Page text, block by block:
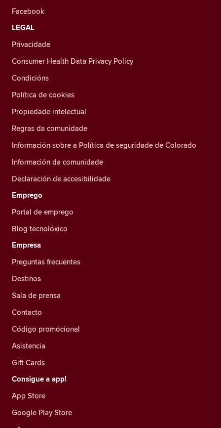
Facebook
LEGAL
Privacidade
Consumer Health Data Privacy Policy
Condicións
Política de cookies
Propiedade intelectual
Regras da comunidade
Información sobre a Política de seguridade de Colorado
Información da comunidade
Declaración de accesibilidade
Emprego
Portal de emprego
Blog tecnolóxico
Empresa
Preguntas frecuentes
Destinos
Sala de prensa
Contacto
Código promocional
Asistencia
Gift Cards
Consigue a app!
App Store
Google Play Store